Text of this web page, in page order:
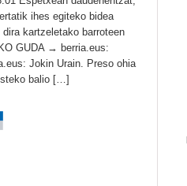
ihes egiteko bidea
kartzeletako barroteen
GUDA → berria.eus:
Jokin Urain. Preso ohia
balio […]